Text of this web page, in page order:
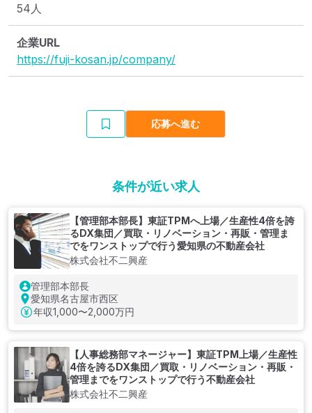
54人
企業URL
https://fuji-kosan.jp/company/
応募へ進む
条件が近い求人
【管理部本部長】東証TPMへ上場／生産性4倍を誇
るDX集団／買取・リノベーション・再販・管理ま
でをワンストップで行う愛知県の不動産会社
株式会社不二興産
管理部本部長
愛知県名古屋市西区
年収1,000〜2,000万円
【人事総務部マネージャー】東証TPM上場／生産性
4倍を誇るDX集団／買取・リノベーション・再販・
管理までをワンストップで行う不動産会社
株式会社不二興産